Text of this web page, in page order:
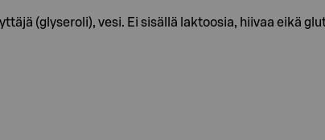
(glyseroli), vesi. Ei sisällä laktoosia, hiivaa eikä